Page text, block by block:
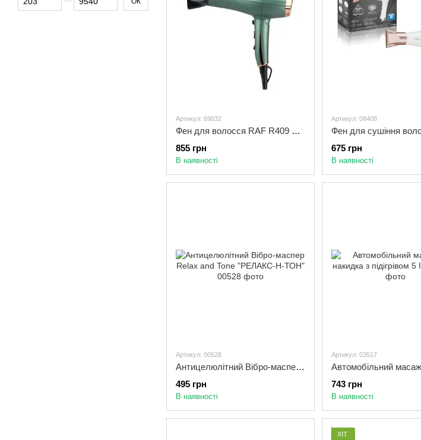
Артикул: 69032
Фен для волосся RAF R409 2 швидкості 3 режими 3000 Вт
855 грн
В наявності
Артикул: 08408
675 грн
В наявності
Артикул: 00528
Антицелюлітний Вібро-маспер Relax and Tone "РЕЛАКС-Н-ТОН"
495 грн
В наявності
Артикул: 03517
743 грн
В наявності
ХІТ